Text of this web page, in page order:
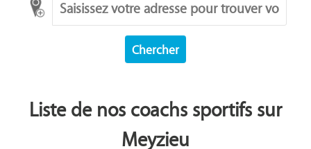
Chercher
Liste de nos coachs sportifs sur
Meyzieu